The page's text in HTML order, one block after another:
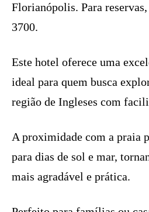
Florianópolis. Para
3700.
Este hotel oferece uma
ideal para quem busca
região de Ingleses com
A proximidade com a praia
para dias de sol e mar,
mais agradável e prática.